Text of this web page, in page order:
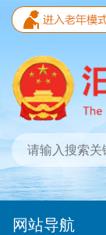
网站导航